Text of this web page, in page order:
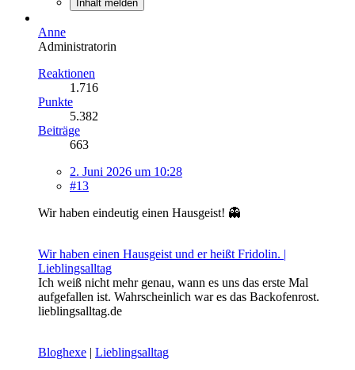
Inhalt melden
Anne
Administratorin
Reaktionen
1.716
Punkte
5.382
Beiträge
663
2. Juni 2026 um 10:28
#13
Wir haben eindeutig einen Hausgeist! 👻
Wir haben einen Hausgeist und er heißt Fridolin. |
Lieblingsalltag
Ich weiß nicht mehr genau, wann es uns das erste Mal
aufgefallen ist. Wahrscheinlich war es das Backofenrost.
lieblingsalltag.de
Bloghexe | Lieblingsalltag